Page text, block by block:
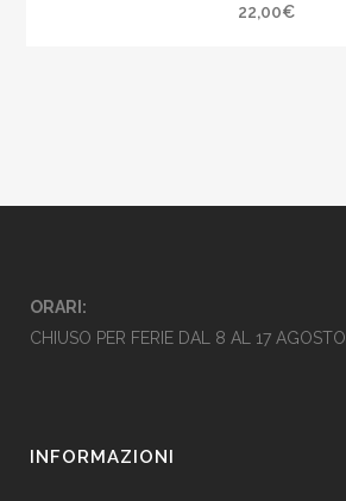
22,00€
ORARI:
CHIUSO PER FERIE DAL 8 AL 17 AGOSTO
INFORMAZIONI